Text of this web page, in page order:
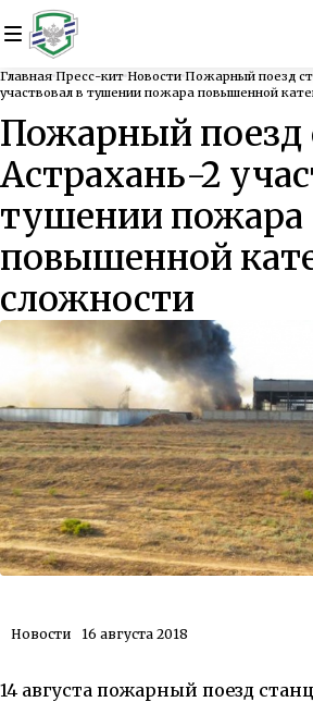
Главная Пресс-кит Новости Пожарный поезд
участвовал в тушении пожара повышенной
Пожарный поезд
Астрахань-2
тушении пожара
повышенной
сложности
Новости 16 августа 2018
14 августа пожарный поезд